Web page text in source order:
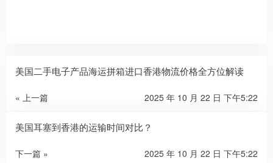
美国二手电子产品海运拼箱进口香港物流价格全方位解读
« 上一篇 2025 年 10 月 22 日 下午5:22
美国耳塞到香港的运输时间对比？
下一篇 » 2025 年 10 月 22 日 下午5:22